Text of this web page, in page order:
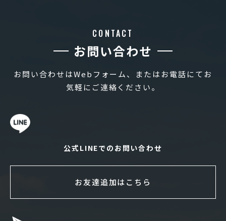
CONTACT
お問い合わせ
お問い合わせはWebフォーム、またはお電話にてお
気軽にご連絡ください。
公式LINEでのお問い合わせ
お友達追加はこちら